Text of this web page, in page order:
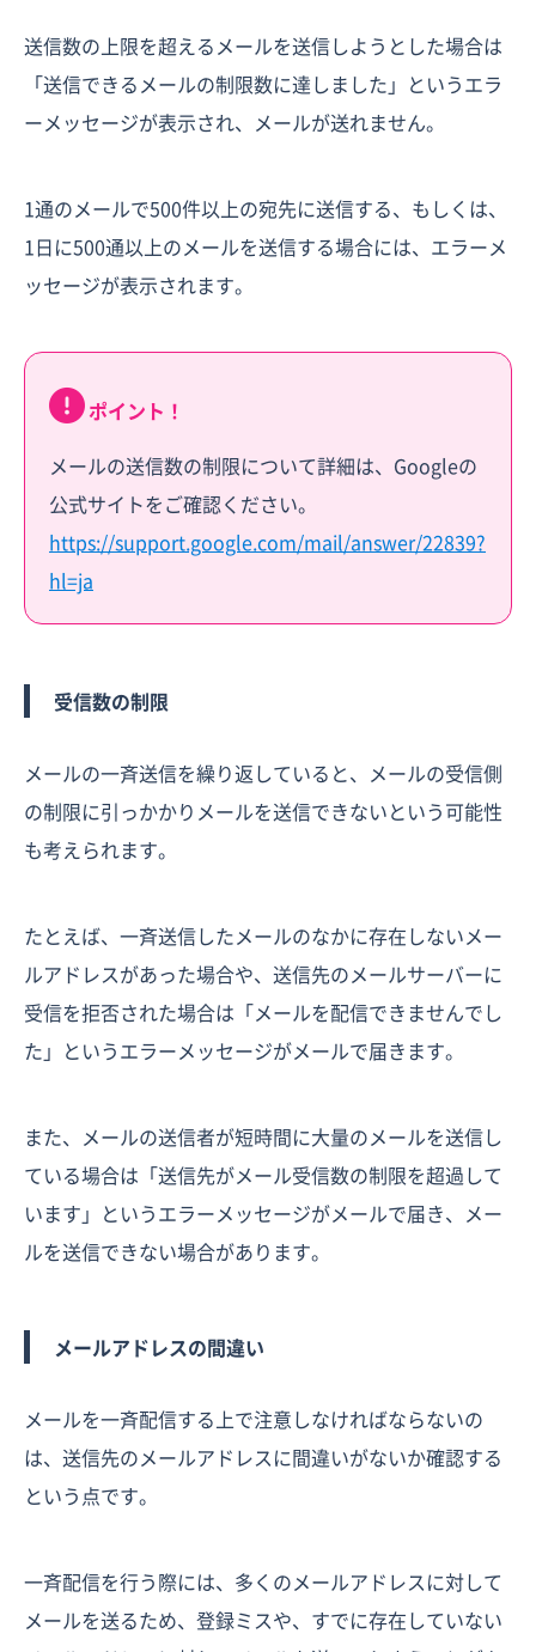
送信数の上限を超えるメールを送信しようとした場合は
「送信できるメールの制限数に達しました」というエラ
ーメッセージが表示され、メールが送れません。
1通のメールで500件以上の宛先に送信する、もしくは、
1日に500通以上のメールを送信する場合には、エラーメ
ッセージが表示されます。
ポイント！
メールの送信数の制限について詳細は、Googleの
公式サイトをご確認ください。
https://support.google.com/mail/answer/22839?
hl=ja
受信数の制限
メールの一斉送信を繰り返していると、メールの受信側
の制限に引っかかりメールを送信できないという可能性
も考えられます。
たとえば、一斉送信したメールのなかに存在しないメー
ルアドレスがあった場合や、送信先のメールサーバーに
受信を拒否された場合は「メールを配信できませんでし
た」というエラーメッセージがメールで届きます。
また、メールの送信者が短時間に大量のメールを送信し
ている場合は「送信先がメール受信数の制限を超過して
います」というエラーメッセージがメールで届き、メー
ルを送信できない場合があります。
メールアドレスの間違い
メールを一斉配信する上で注意しなければならないの
は、送信先のメールアドレスに間違いがないか確認する
という点です。
一斉配信を行う際には、多くのメールアドレスに対して
メールを送るため、登録ミスや、すでに存在していない